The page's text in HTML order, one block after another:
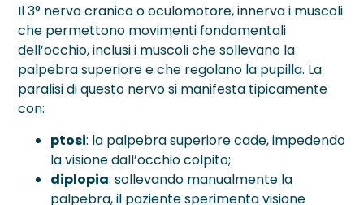
Il 3° nervo cranico o oculomotore, innerva i muscoli
che permettono movimenti fondamentali
dell’occhio, inclusi i muscoli che sollevano la
palpebra superiore e che regolano la pupilla. La
paralisi di questo nervo si manifesta tipicamente
con:
ptosi: la palpebra superiore cade, impedendo
la visione dall’occhio colpito;
diplopia: sollevando manualmente la
palpebra, il paziente sperimenta visione